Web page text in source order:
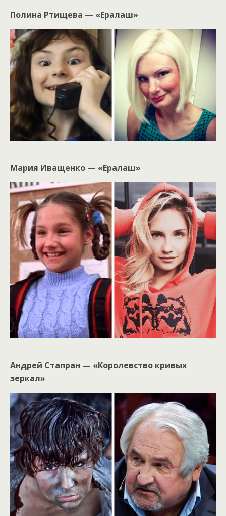
Полина Ртищева — «Ералаш»
Мария Иващенко — «Ералаш»
Андрей Стапран — «Королевство кривых
зеркал»